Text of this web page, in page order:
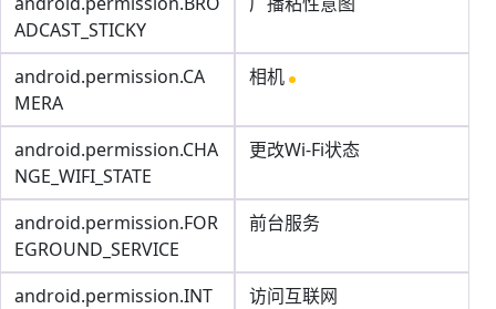
ADCAST_STICKY
android.permission.CA
MERA
相机
android.permission.CHA
NGE_WIFI_STATE
更改Wi-Fi状态
android.permission.FOR
EGROUND_SERVICE
前台服务
android.permission.INT
访问互联网